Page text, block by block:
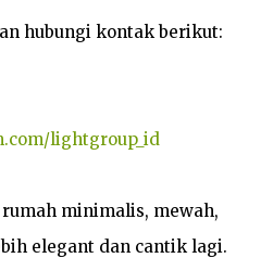
hubungi kontak berikut:
lightgroup_id
minimalis, mewah,
elegant dan cantik lagi.